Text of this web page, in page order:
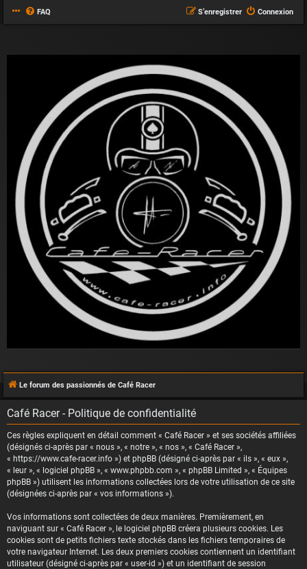
FAQ Connexion
S’enregistrer
Le forum des passionnés de Café Racer
Café Racer - Politique de confidentialité
Ces règles expliquent en détail comment « Café Racer » et ses sociétés affiliées
(désignés ci-après par « nous », « notre », « nos », « Café Racer »,
« https://www.cafe-racer.info ») et phpBB (désigné ci-après par « ils », « eux »,
« leur », « logiciel phpBB », « www.phpbb.com », « phpBB Limited », « Équipes
phpBB ») utilisent les informations collectées lors de votre utilisation de ce site
(désignées ci-après par « vos informations »).
Vos informations sont collectées de deux manières. Premièrement, en
naviguant sur « Café Racer », le logiciel phpBB créera plusieurs cookies. Les
cookies sont de petits fichiers texte stockés dans les fichiers temporaires de
votre navigateur Internet. Les deux premiers cookies contiennent un identifiant
utilisateur (désigné ci-après par « user-id ») et un identifiant de session